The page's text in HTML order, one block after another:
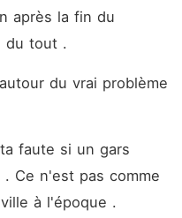
après la fin du
du tout .
du vrai problème
faute si un gars
Ce n'est pas comme
à l'époque .